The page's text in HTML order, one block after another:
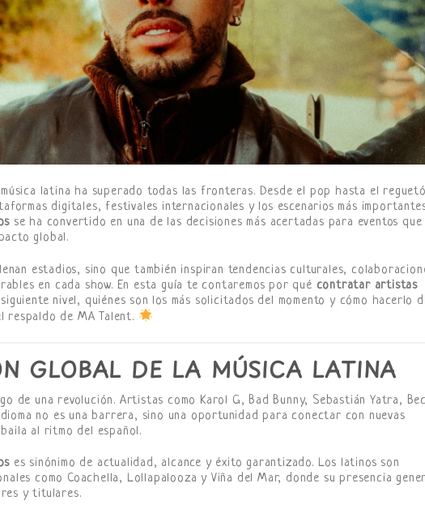
latina ha superado todas las fronteras. Desde el pop hasta el
digitales, festivales internacionales y los escenarios más
se ha convertido en una de las decisiones más acertadas para eventos que
global.
estadios, sino que también inspiran tendencias culturales,
en cada show. En esta guía te contaremos por qué contratar artistas
nivel, quiénes son los más solicitados del momento y cómo hacerlo
respaldo de MA Talent.
GLOBAL DE LA MÚSICA LATINA
de una revolución. Artistas como Karol G, Bad Bunny, Sebastián Yatra,
no es una barrera, sino una oportunidad para conectar con nuevas
al ritmo del español.
es sinónimo de actualidad, alcance y éxito garantizado. Los latinos son
como Coachella, Lollapalooza y Viña del Mar, donde su presencia
y titulares.